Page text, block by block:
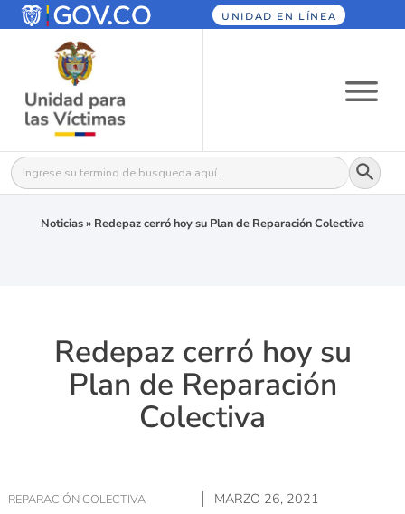
UNIDAD EN LÍNEA
Buscar: Botón
Noticias» Redepaz cerró hoy su Plan de Reparación Colectiva
Redepaz cerró hoy su
Plan de Reparación
Colectiva
REPARACIÓN COLECTIVA MARZO 26, 2021